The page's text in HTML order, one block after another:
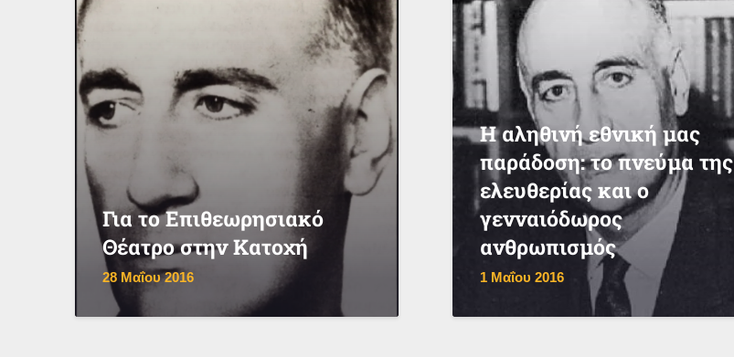
Για το Επιθεωρησιακό
Θέατρο στην Κατοχή
28 Μαΐου 2016
Η αληθινή εθνική μας
παράδοση: το πνεύμα της
ελευθερίας και ο
γενναιόδωρος
ανθρωπισμός
1 Μαΐου 2016